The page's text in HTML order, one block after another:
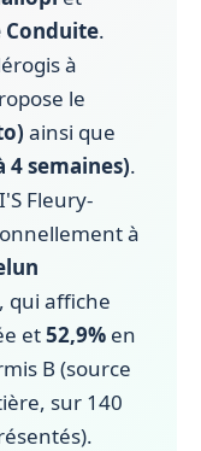
Conduite.
à
le
ainsi que
4 semaines).
Fleury-
à
qui affiche
et52,9% en
B (source
sur 140